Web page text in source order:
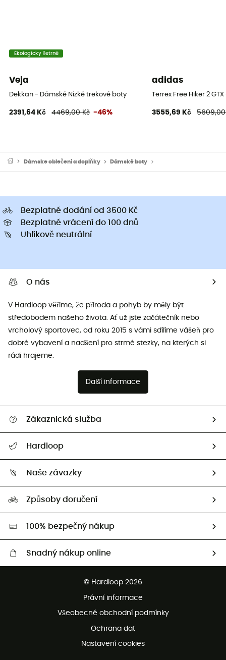
Ekologicky šetrné
Veja
Dekkan - Dámské Nízké trekové boty
2391,64 Kč 4469,00 Kč -46%
adidas
Terrex Free Hiker 2
3555,69 Kč 5609,00
Dámske oblečeni a doplňky Dámské boty
Bezplatné dodání od 3500 Kč
Bezplatné vrácení do 100 dnů
Uhlíkově neutrální
O nás
V Hardloop věříme, že příroda a pohyb by měly být
středobodem našeho života. Ať už jste začátečník nebo
vrcholový sportovec, od roku 2015 s vámi sdílíme vášeň pro
dobré vybavení a nadšení pro strmé stezky, na kterých si
rádi hrajeme.
Další informace
Zákaznická služba
Vrácení zboží a peněz
Hardloop
Naši Ambasadoři
Naše závazky
HardGreen
Způsoby doručení
100% bezpečný nákup
Snadný nákup online
Bezplatná zákaznická služba
© Hardloop 2026
Právní informace
Všeobecné obchodní podmínky
Ochrana dat
Nastavení cookies